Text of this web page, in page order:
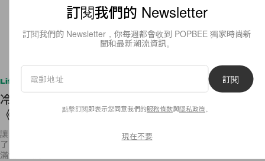
Lifestyle
冷藏後就會出現 Arya 的刺殺名單，這瓶汽水讓
《Game of Thrones》影迷瘋狂了！
讓影迷們等了許久的《Game of Thrones》最後一季終於在不久前開播
了，首集便拿下最高收視紀錄，而從釋出預告到正式播出這段時間版面被
滿滿的相關新聞及周邊商品給攻佔，HBO
訂閱我們的 Newsletter
訂閱我們的 Newsletter，你每週都會收到 POPBEE 獨家時尚新
聞和最新潮流資訊。
訂閱
點擊訂閱即表示您同意我們的服務條款與隱私政策
現在不要